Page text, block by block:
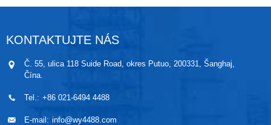
nádobách.
KONTAKTUJTE NÁS
Č. 55, ulica 118 Suide Road, okres Putuo, 200331, Šanghaj,
Čína.
Tel.: +86 021-6494 4488
E-mail: info@wy4488.com